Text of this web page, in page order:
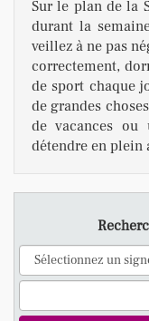
Sur le plan de la
durant la
veillez à ne pas
correctement,
de sport chaque
de grandes
de vacances ou
détendre en plein